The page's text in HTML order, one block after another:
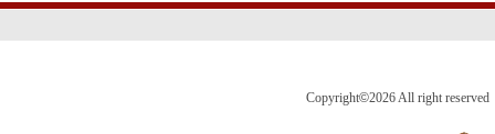
Copyright©2026 All right